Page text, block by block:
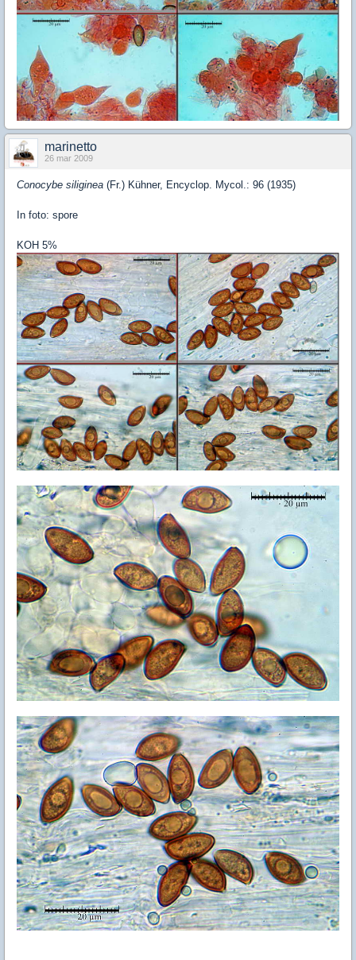
marinetto
26 mar 2009
Conocybe siliginea (Fr.) Kühner, Encyclop. Mycol.: 96 (1935)
In foto: spore
KOH 5%